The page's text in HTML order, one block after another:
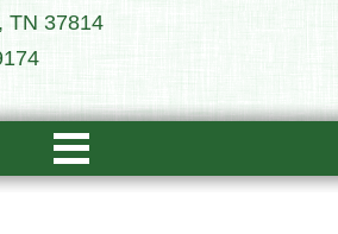
TN 37814